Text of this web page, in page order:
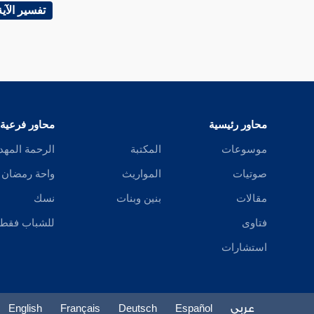
سليمان
وقد
امرأة
أن
الوجهين .
الله
تفسير
محاور رئيسية
موسوعات
صوتيات
مقالات
فتاوى
استشارات
المكتبة
المواريث
بنين وبنات
محاور فرعية
الرحمة
واحة رمضان
نسك
للشباب فقط
عربي Español
Deutsch
Français
English